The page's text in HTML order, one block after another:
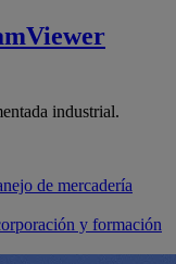
industrial.
de mercadería
y formación